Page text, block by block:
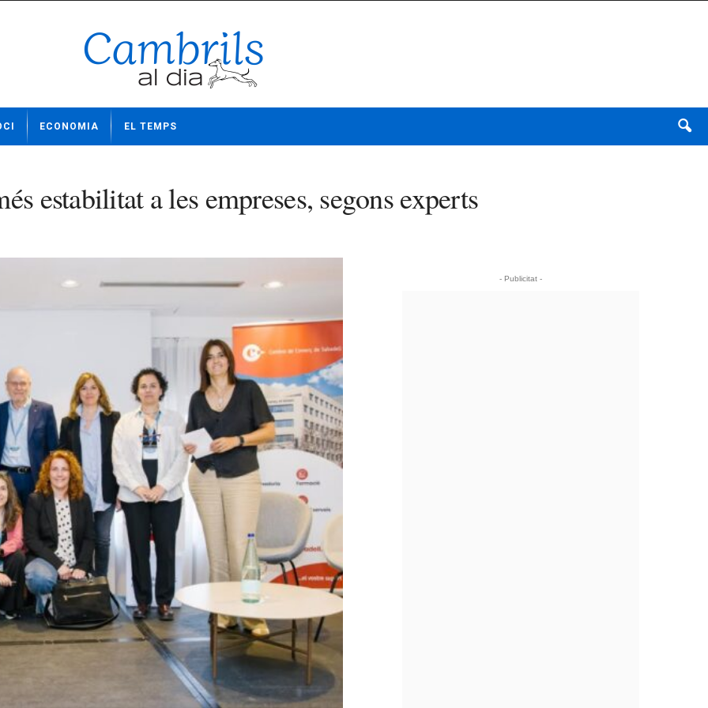
ECONOMIA EL TEMPS
estabilitat a les empreses, segons experts
- Publicitat -